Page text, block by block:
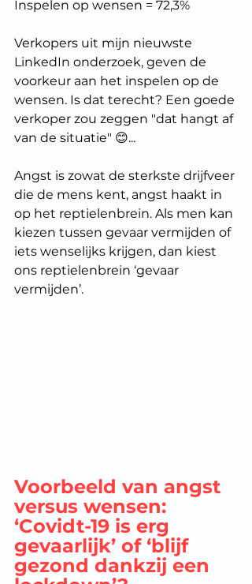
Inspelen op wensen = 72,3%
Verkopers uit mijn nieuwste
LinkedIn onderzoek, geven de
voorkeur aan het inspelen op de
wensen. Is dat terecht? Een goede
verkoper zou zeggen "dat hangt af
van de situatie" 😊...
Angst is zowat de sterkste drijfveer
die de mens kent, angst haakt in
op het reptielenbrein. Als men kan
kiezen tussen gevaar vermijden of
iets wenselijks krijgen, dan kiest
ons reptielenbrein ‘gevaar
vermijden’.
Voorbeeld van angst
versus wensen:
‘Covidt-19 is erg
gevaarlijk’ of ‘blijf
gezond dankzij een